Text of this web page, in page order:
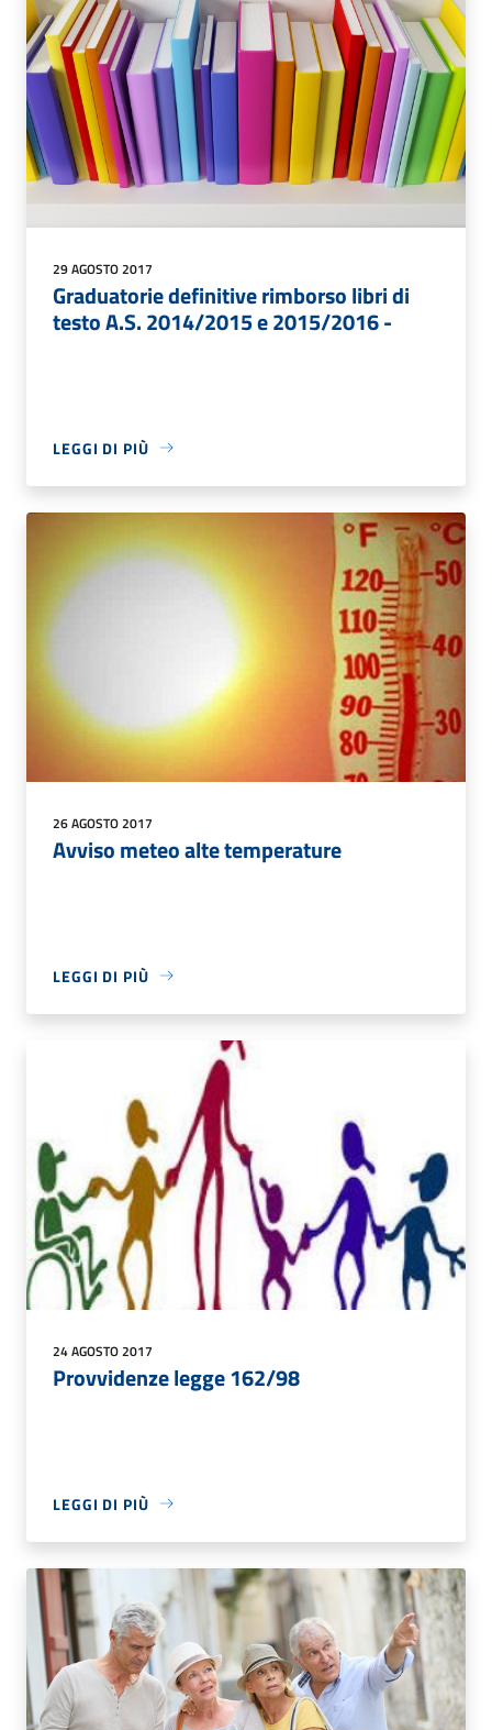
29 AGOSTO 2017
Graduatorie definitive rimborso libri di
testo A.S. 2014/2015 e 2015/2016 -
LEGGI DI PIÙ
26 AGOSTO 2017
Avviso meteo alte temperature
LEGGI DI PIÙ
24 AGOSTO 2017
Provvidenze legge 162/98
LEGGI DI PIÙ